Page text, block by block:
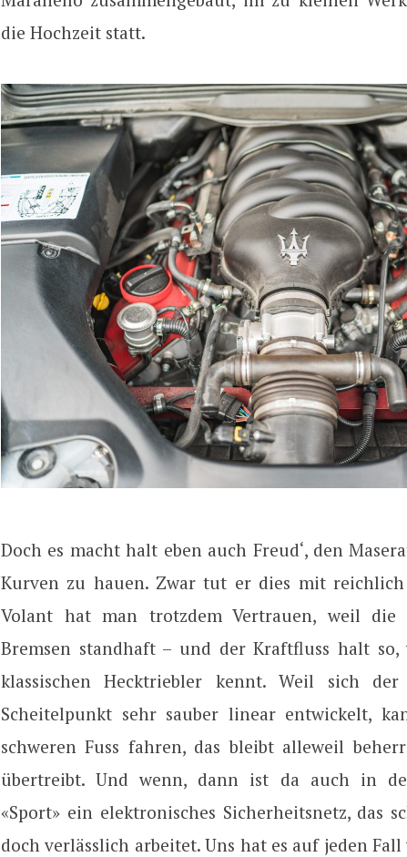
die Hochzeit statt.
Doch es macht halt eben auch Freud‘, den
Kurven zu hauen. Zwar tut er dies mit reichlich
Volant hat man trotzdem Vertrauen, weil die
Bremsen standhaft – und der Kraftfluss halt
klassischen Hecktriebler kennt. Weil sich der
Scheitelpunkt sehr sauber linear entwickelt,
schweren Fuss fahren, das bleibt alleweil
übertreibt. Und wenn, dann ist da auch in
«Sport» ein elektronisches Sicherheitsnetz, das
doch verlässlich arbeitet. Uns hat es auf jeden Fall